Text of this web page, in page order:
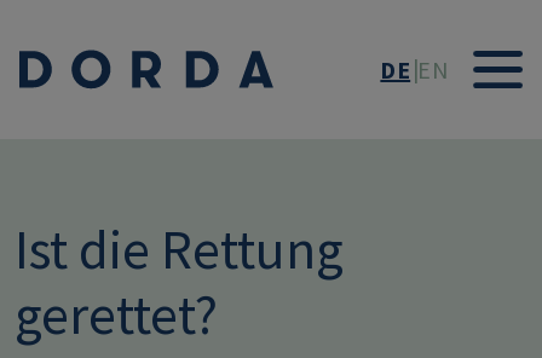
DE EN
Ist die Rettung
gerettet?